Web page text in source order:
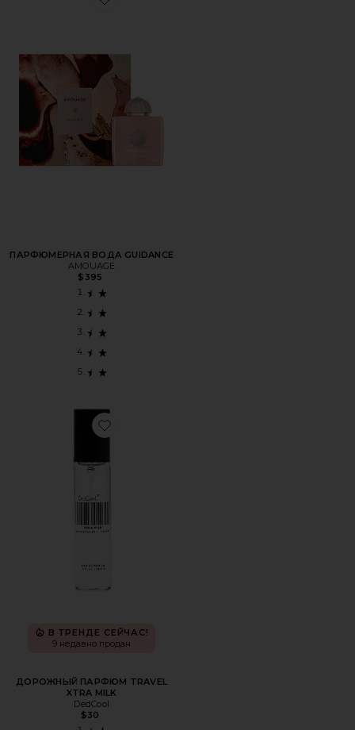
Favorite ПАРФЮМЕРНАЯ ВОДА GUIDANCE
ПАРФЮМЕРНАЯ ВОДА GUIDANCE
AMOUAGE
$395
Favorite ДОРОЖНЫЙ ПАРФЮМ TRAVEL XTRA MILK
В ТРЕНДЕ СЕЙЧАС!
9 недавно продан
ДОРОЖНЫЙ ПАРФЮМ TRAVEL
XTRA MILK
DedCool
$30